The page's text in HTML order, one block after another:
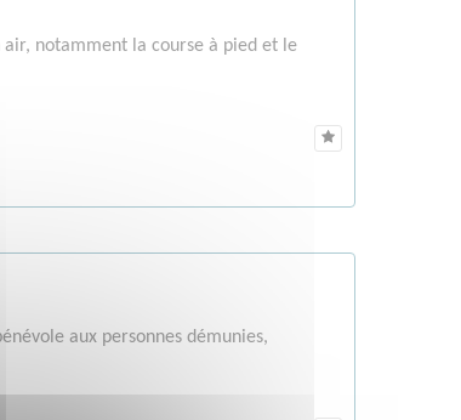
air, notamment la course à pied et le
aux personnes démunies,